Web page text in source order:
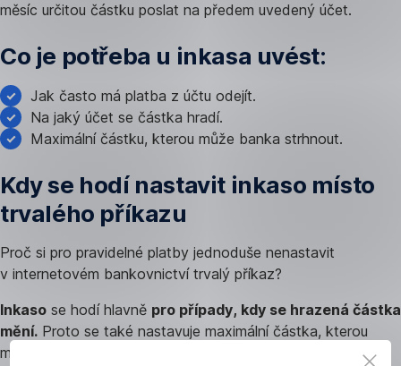
měsíc určitou částku poslat na předem uvedený účet.
Co je potřeba u inkasa uvést:
Jak často má platba z účtu odejít.
Na jaký účet se částka hradí.
Maximální částku, kterou může banka strhnout.
Kdy se hodí nastavit inkaso místo
trvalého příkazu
Proč si pro pravidelné platby jednoduše nenastavit
v internetovém bankovnictví trvalý příkaz?
Inkaso se hodí hlavně pro případy, kdy se hrazená částka
mění. Proto se také nastavuje maximální částka, kterou
může banka strhnout.